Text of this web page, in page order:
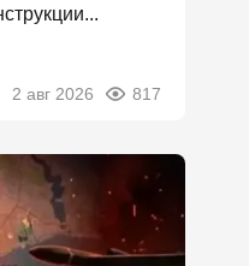
2 авг 2026 817